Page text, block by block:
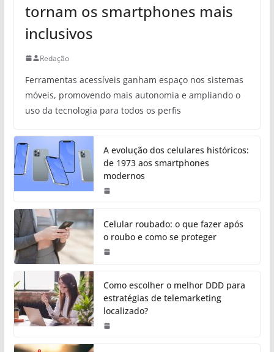
tornam os smartphones mais
inclusivos
Redação
Ferramentas acessíveis ganham espaço nos sistemas
móveis, promovendo mais autonomia e ampliando o
uso da tecnologia para todos os perfis
A evolução dos celulares históricos:
de 1973 aos smartphones
modernos
Celular roubado: o que fazer após
o roubo e como se proteger
Como escolher o melhor DDD para
estratégias de telemarketing
localizado?